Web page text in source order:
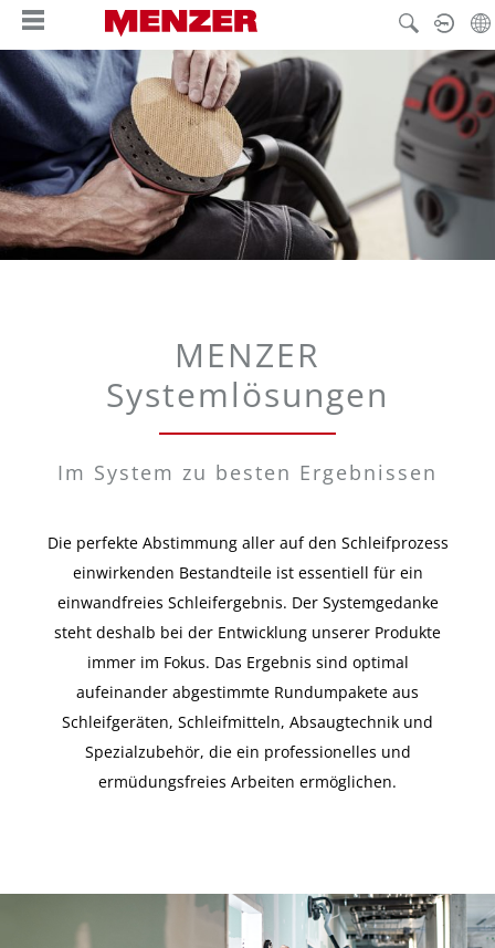
springen
MENZER
Systemlösungen
Im System zu besten Ergebnissen
Die perfekte Abstimmung aller auf den Schleifprozess
einwirkenden Bestandteile ist essentiell für ein
einwandfreies Schleifergebnis. Der Systemgedanke
steht deshalb bei der Entwicklung unserer Produkte
immer im Fokus. Das Ergebnis sind optimal
aufeinander abgestimmte Rundumpakete aus
Schleifgeräten, Schleifmitteln, Absaugtechnik und
Spezialzubehör, die ein professionelles und
ermüdungsfreies Arbeiten ermöglichen.